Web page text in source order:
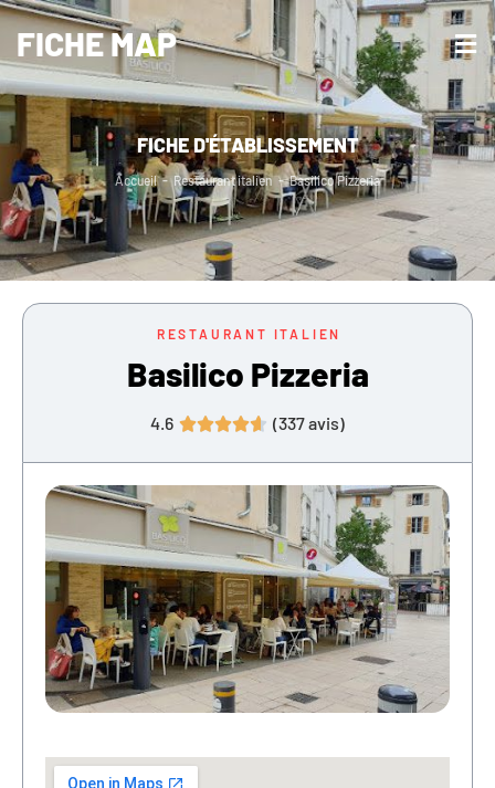
FICHE MAP
FICHE D'ÉTABLISSEMENT
Accueil - Restaurant italien - Basilico Pizzeria
RESTAURANT ITALIEN
Basilico Pizzeria
4.6  (337avis)